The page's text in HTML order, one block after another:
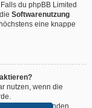
du phpBB Limited
Softwarenutzung
eine knappe
nutzen, wenn die
Team“ verwenden.